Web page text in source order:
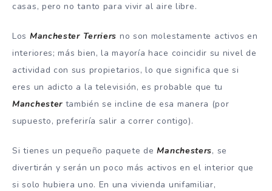
casas, pero no tanto para vivir al aire libre.
Los Manchester Terriers no son molestamente activos en
interiores; más bien, la mayoría hace coincidir su nivel de
actividad con sus propietarios, lo que significa que si
eres un adicto a la televisión, es probable que tu
Manchester también se incline de esa manera (por
supuesto, preferiría salir a correr contigo).
Si tienes un pequeño paquete deManchesters, se
divertirán y serán un poco más activos en el interior que
si solo hubiera uno. En una vivienda unifamiliar,